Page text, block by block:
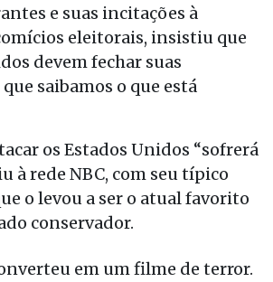
e suas incitações à
eleitorais, insistiu que
devem fechar suas
saibamos o que está
os Estados Unidos “sofrerá
à rede NBC, com seu típico
o levou a ser o atual favorito
conservador.
em um filme de terror.